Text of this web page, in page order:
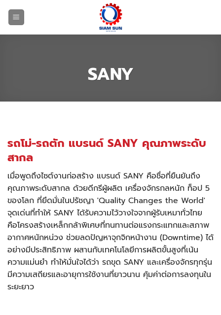
SANY
รถโม่-รถตัก แบรนด์ SANY คุณภาพระดับ
สากล
เมื่อพูดถึงไซต์งานก่อสร้าง แบรนด์ SANY คือชื่อที่ยืนยันถึง
คุณภาพระดับสากล ด้วยดีกรีผู้ผลิต เครื่องจักรกลหนัก ท็อป 5
ของโลก ที่ยึดมั่นในปรัชญา 'Quality Changes the World'
จุดเด่นที่ทำให้ SANY ได้รับความไว้วางใจจากผู้รับเหมาทั่วไทย
คือโครงสร้างเหล็กกล้าพิเศษที่ทนทานต่อแรงกระแทกและสภาพ
อากาศหนักหน่วง ช่วยลดปัญหาจุกจิกหน้างาน (Downtime) ได้
อย่างมีประสิทธิภาพ ผสานกับเทคโนโลยีการผลิตขั้นสูงที่เน้น
ความแม่นยำ ทำให้มั่นใจได้ว่า รถขุด SANY และเครื่องจักรทุกรุ่น
มีความเสถียรและอายุการใช้งานที่ยาวนาน คุ้มค่าต่อการลงทุนใน
ระยะยาว